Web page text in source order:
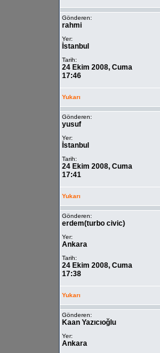
Gönderen:
rahmi
Yer:
İstanbul
Tarih:
24 Ekim 2008, Cuma
17:46
Yukarı
Gönderen:
yusuf
Yer:
İstanbul
Tarih:
24 Ekim 2008, Cuma
17:41
Yukarı
Gönderen:
erdem(turbo civic)
Yer:
Ankara
Tarih:
24 Ekim 2008, Cuma
17:38
Yukarı
Gönderen:
Kaan Yazıcıoğlu
Yer:
Ankara